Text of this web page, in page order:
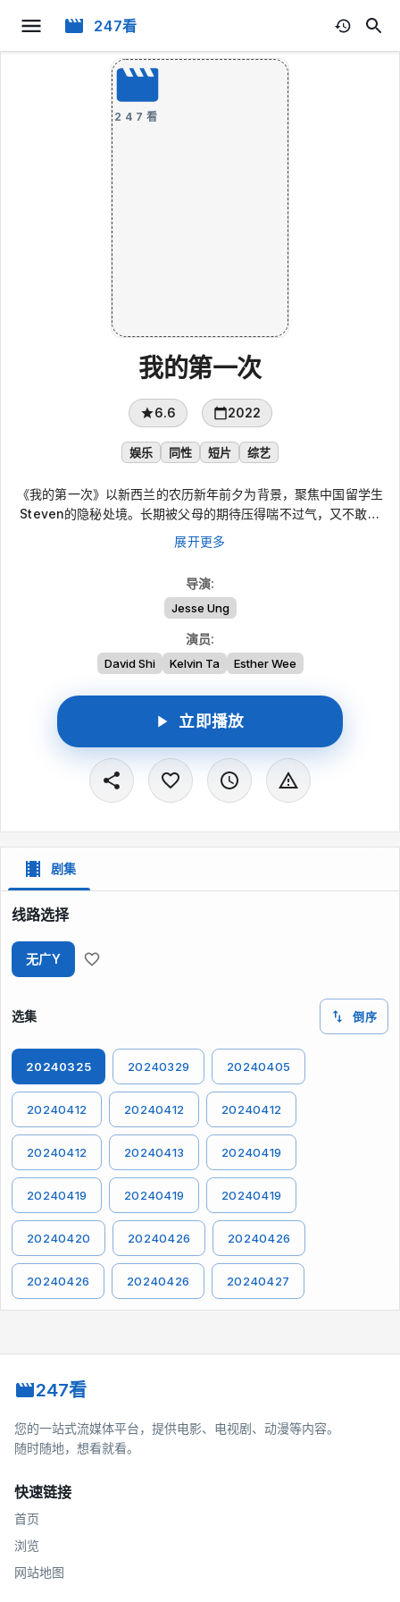
247看
247看
我的第一次
6.6 2022
娱乐 同性 短片 综艺
《我的第一次》以新西兰的农历新年前夕为背景，聚焦中国留学生
Steven的隐秘处境。长期被父母的期待压得喘不过气，又不敢公
开性取向的他，决定与网上结识的陌生人见面，尝试完成自己的
“第一次”。作品围绕这次私密而冒险的相遇，呈现异乡生活、家庭
展开更多
导演:
Jesse Ung
演员:
David Shi Kelvin Ta Esther Wee
立即播放
剧集
线路选择
无广Y
选集 倒序
20240325 20240329 20240405
20240412 20240412 20240412
20240412 20240413 20240419
20240419 20240419 20240419
20240420 20240426 20240426
20240426 20240426 20240427
247看
您的一站式流媒体平台，提供电影、电视剧、动漫等内容。
随时随地，想看就看。
快速链接
首页
浏览
网站地图